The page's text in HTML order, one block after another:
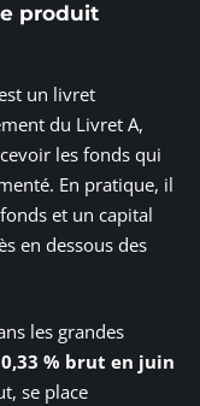
produit
un livret
du Livret A,
les fonds qui
En pratique, il
et un capital
en dessous des
les grandes
0,33 % brut en juin
se place